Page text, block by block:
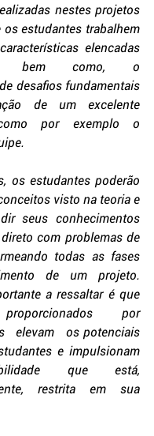
nestes projetos
os estudantes trabalhem
elencadas
bem como, o
desafios fundamentais
de um excelente
por exemplo o
os estudantes poderão
visto na teoria e
seus conhecimentos
com problemas de
todas as fases
de um projeto.
a ressaltar é que
proporcionados   por
elevam   os potenciais
e impulsionam
que está,
restrita em sua